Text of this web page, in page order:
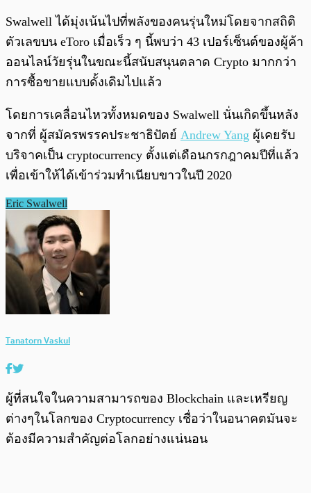
Swalwell ได้มุ่งเน้นไปที่พลังของคนรุ่นใหม่โดยจากสถิติ
ตัวเลขบน eToro เมื่อเร็ว ๆ นี้พบว่า 43 เปอร์เซ็นต์ของผู้ค้า
ออนไลน์วัยรุ่นในขณะนี้สนับสนุนตลาด Crypto มากกว่า
การซื้อขายแบบดั้งเดิมไปแล้ว
โดยการเคลื่อนไหวทั้งหมดของ Swalwell นั่นเกิดขึ้นหลัง
จากที่ ผู้สมัครพรรคประชาธิปัตย์ Andrew Yang ผู้เคยรับ
บริจาคเป็น cryptocurrency ตั้งแต่เดือนกรกฎาคมปีที่แล้ว
เพื่อเข้าให้ได้เข้าร่วมทำเนียบขาวในปี 2020
Eric Swalwell
Tanatorn Vaskul
ผู้ที่สนใจในความสามารถของ Blockchain และเหรียญ
ต่างๆในโลกของ Cryptocurrency เชื่อว่าในอนาคตมันจะ
ต้องมีความสำคัญต่อโลกอย่างแน่นอน